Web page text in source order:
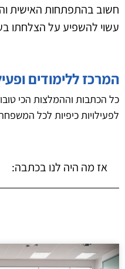
חשוב בהתפתחות האישית
עשוי להשפיע על הצלחתו
המרכז ללימודים
כל הכתבות וההמלצות הכי
לפעילויות כיפיות לכל
אז מה היה לנו בכתבה: